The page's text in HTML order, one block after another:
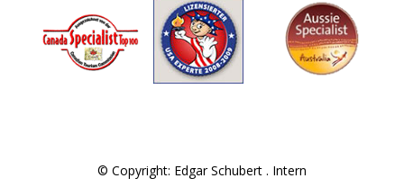
© Copyright: Edgar Schubert . Intern